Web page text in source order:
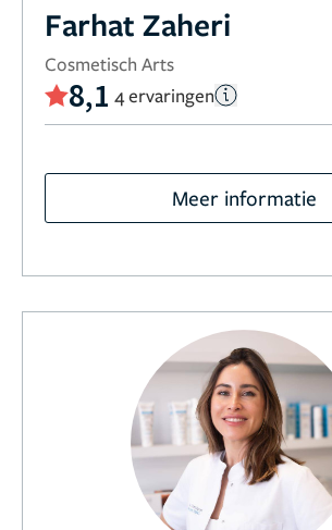
Farhat Zaheri
Cosmetisch Arts
8,1 4 ervaringen
Meer informatie